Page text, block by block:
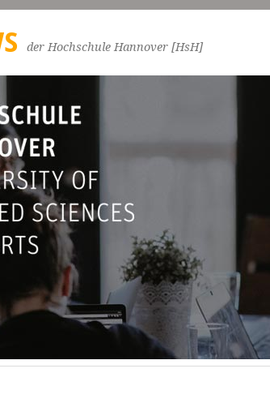
der Hochschule Hannover [HsH]